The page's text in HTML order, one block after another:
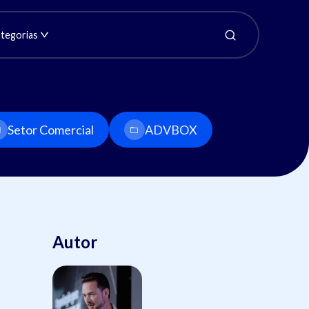
Setor Comercial ADVBOX
Autor